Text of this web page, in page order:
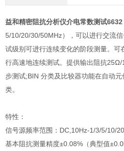
益和精密阻抗分析仪介电常数测试6632
5/10/20/30/50MHz），可以进行交流
试级别可进行连续变化的阶段测量。可
行高速地连续测试。提供输出阻抗
步测试;BIN 分类及比较器功能在自动
类。
特性：
信号源频率范围：DC,10Hz-1/3/5/10/
基本阻抗测量精度±0.08%（典型值